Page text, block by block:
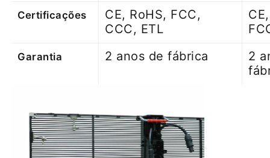
Certificações
CE, RoHS, FCC,
CCC, ETL
Garantia 2 anos de fábrica
2